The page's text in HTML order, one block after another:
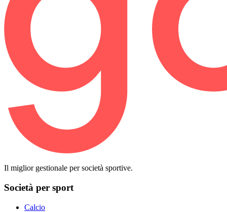
Il miglior gestionale per società sportive.
Società per sport
Calcio